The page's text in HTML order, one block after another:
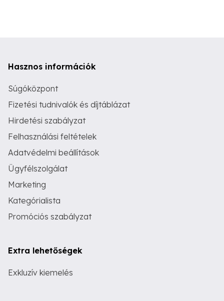
Hasznos információk
Súgóközpont
Fizetési tudnivalók és díjtáblázat
Hirdetési szabályzat
Felhasználási feltételek
Adatvédelmi beállítások
Ügyfélszolgálat
Marketing
Kategórialista
Promóciós szabályzat
Extra lehetőségek
Exkluzív kiemelés